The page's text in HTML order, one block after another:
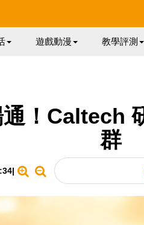
遊戲動漫 教學評測
！Caltech
群
|